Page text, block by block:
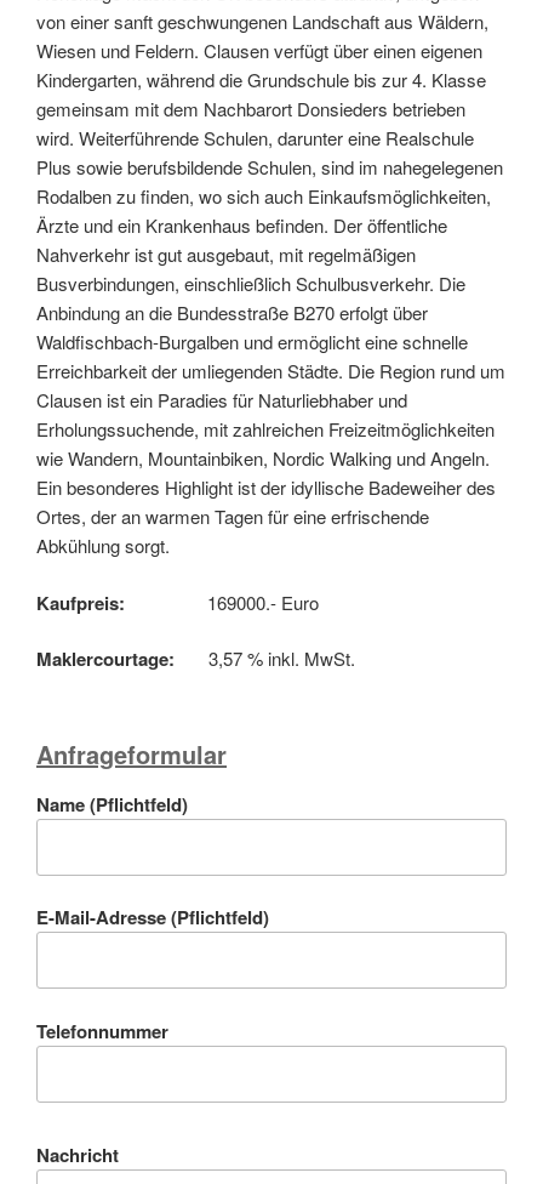
von einer sanft geschwungenen Landschaft aus Wäldern,
Wiesen und Feldern. Clausen verfügt über einen eigenen
Kindergarten, während die Grundschule bis zur 4. Klasse
gemeinsam mit dem Nachbarort Donsieders betrieben
wird. Weiterführende Schulen, darunter eine Realschule
Plus sowie berufsbildende Schulen, sind im nahegelegenen
Rodalben zu finden, wo sich auch Einkaufsmöglichkeiten,
Ärzte und ein Krankenhaus befinden. Der öffentliche
Nahverkehr ist gut ausgebaut, mit regelmäßigen
Busverbindungen, einschließlich Schulbusverkehr. Die
Anbindung an die Bundesstraße B270 erfolgt über
Waldfischbach-Burgalben und ermöglicht eine schnelle
Erreichbarkeit der umliegenden Städte. Die Region rund um
Clausen ist ein Paradies für Naturliebhaber und
Erholungssuchende, mit zahlreichen Freizeitmöglichkeiten
wie Wandern, Mountainbiken, Nordic Walking und Angeln.
Ein besonderes Highlight ist der idyllische Badeweiher des
Ortes, der an warmen Tagen für eine erfrischende
Abkühlung sorgt.
Kaufpreis: 169000.- Euro
Maklercourtage: 3,57 % inkl. MwSt.
Anfrageformular
Name (Pflichtfeld)
E-Mail-Adresse (Pflichtfeld)
Telefonnummer
Nachricht